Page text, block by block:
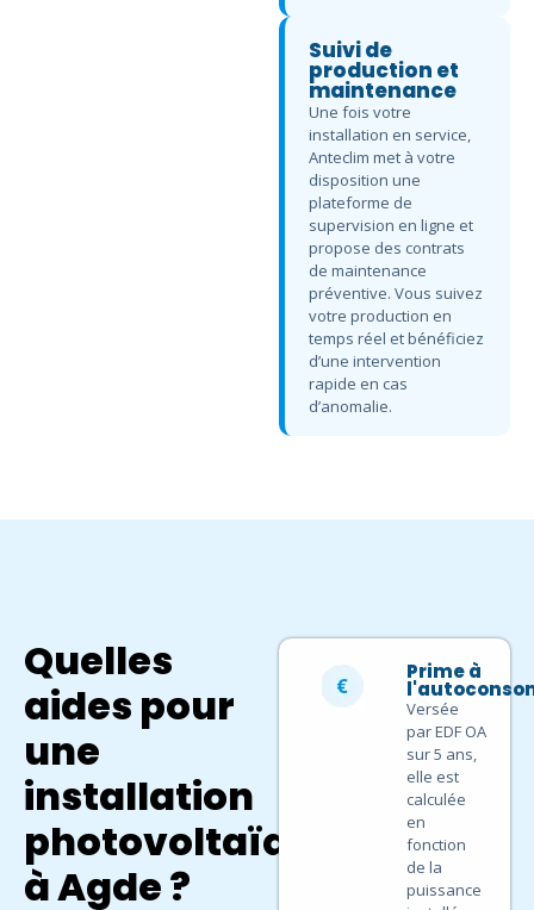
Suivi de
production et
maintenance
Une fois votre
installation en service,
Anteclim met à votre
disposition une
plateforme de
supervision en ligne et
propose des contrats
de maintenance
préventive. Vous suivez
votre production en
temps réel et bénéficiez
d’une intervention
rapide en cas
d’anomalie.
Quelles
aides pour
une
installation
photovoltaïque
à Agde ?
Prime à
Versée
par EDF OA
sur 5 ans,
elle est
calculée
en
fonction
de la
puissance